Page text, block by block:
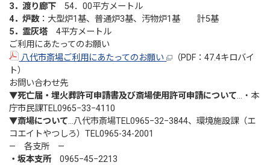
3．渡り廊下 54．00平方メートル
4．炉数：大型炉1基、普通炉3基、汚物炉1基 計5基
5．霊灰塔 4平方メートル
ご利用にあたってのお願い
八代市斎場ご利用にあたってのお願い
（PDF：47.4キロバイ
ト）
お問い合わせ先
▼死亡届・埋火葬許可申請書及び斎場使用許可申請について…・本
庁市民課TEL0965−33−4110
▼斎場について…八代市斎場TEL0965−32−3844、環境施設課（エ
コエイトやつしろ）TEL0965-34-2001
— 各支所 —
・坂本支所0965−45−2213